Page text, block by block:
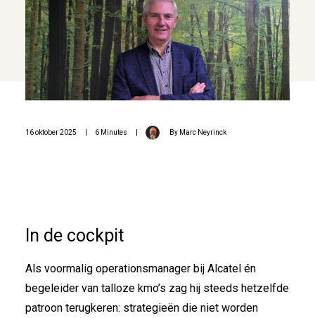
16 oktober 2025 6 Minutes By Marc Neyrinck
In de cockpit
Als voormalig operationsmanager bij Alcatel én
begeleider van talloze kmo’s zag hij steeds hetzelfde
patroon terugkeren: strategieën die niet worden